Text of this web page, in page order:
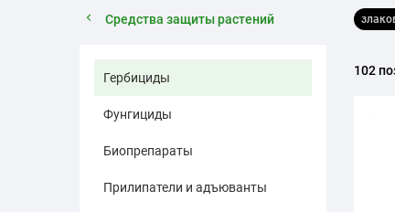
Средства защиты растений
Гербициды
Фунгициды
Биопрепараты
Прилипатели и адъюванты
102